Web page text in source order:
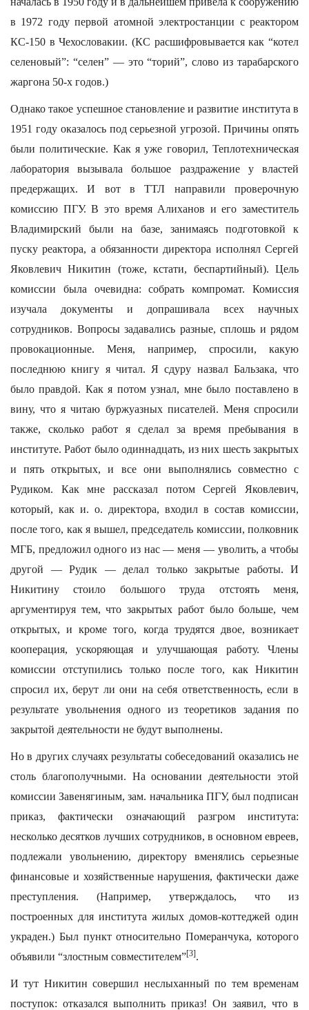
в 1972 году первой атомной электростанции с реактором
КС-150 в Чехословакии. (КС расшифровывается как “котел
селеновый”: “селен” — это “торий”, слово из тарабарского
жаргона 50-х годов.)
Однако такое успешное становление и развитие института в
1951 году оказалось под серьезной угрозой. Причины опять
были политические. Как я уже говорил, Теплотехническая
лаборатория вызывала большое раздражение у властей
предержащих. И вот в ТТЛ направили проверочную
комиссию ПГУ. В это время Алиханов и его заместитель
Владимирский были на базе, занимаясь подготовкой к
пуску реактора, а обязанности директора исполнял Сергей
Яковлевич Никитин (тоже, кстати, беспартийный). Цель
комиссии была очевидна: собрать компромат. Комиссия
изучала документы и допрашивала всех научных
сотрудников. Вопросы задавались разные, сплошь и рядом
провокационные. Меня, например, спросили, какую
последнюю книгу я читал. Я сдуру назвал Бальзака, что
было правдой. Как я потом узнал, мне было поставлено в
вину, что я читаю буржуазных писателей. Меня спросили
также, сколько работ я сделал за время пребывания в
институте. Работ было одиннадцать, из них шесть закрытых
и пять открытых, и все они выполнялись совместно с
Рудиком. Как мне рассказал потом Сергей Яковлевич,
который, как и. о. директора, входил в состав комиссии,
после того, как я вышел, председатель комиссии, полковник
МГБ, предложил одного из нас — меня — уволить, а чтобы
другой — Рудик — делал только закрытые работы. И
Никитину стоило большого труда отстоять меня,
аргументируя тем, что закрытых работ было больше, чем
открытых, и кроме того, когда трудятся двое, возникает
кооперация, ускоряющая и улучшающая работу. Члены
комиссии отступились только после того, как Никитин
спросил их, берут ли они на себя ответственность, если в
результате увольнения одного из теоретиков задания по
закрытой деятельности не будут выполнены.
Но в других случаях результаты собеседований оказались не
столь благополучными. На основании деятельности этой
комиссии Завенягиным, зам. начальника ПГУ, был подписан
приказ, фактически означающий разгром института:
несколько десятков лучших сотрудников, в основном евреев,
подлежали увольнению, директору вменялись серьезные
финансовые и хозяйственные нарушения, фактически даже
преступления. (Например, утверждалось, что из
построенных для института жилых домов-коттеджей один
украден.) Был пункт относительно Померанчука, которого
объявили “злостным совместителем”[3].
И тут Никитин совершил неслыханный по тем временам
поступок: отказался выполнить приказ! Он заявил, что в